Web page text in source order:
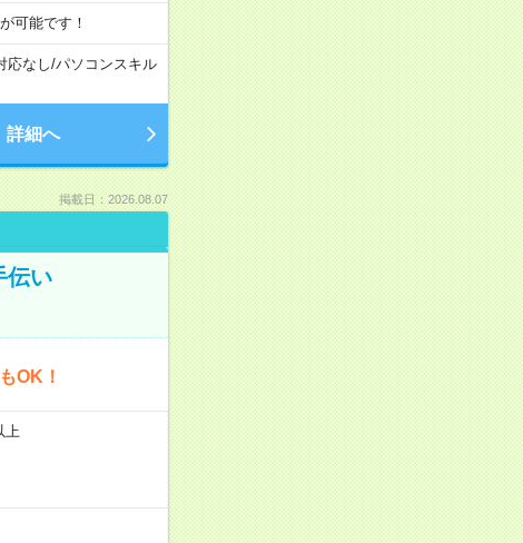
可能です！
応なし/パソコンスキル
詳細へ
掲載日：2026.08.07
伝い
OK！
上